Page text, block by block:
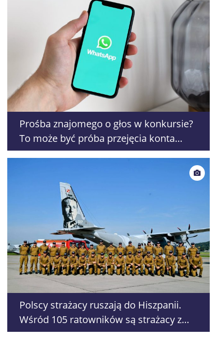
Prośba znajomego o głos w konkursie?
To może być próba przejęcia konta
WhatsApp
Polscy strażacy ruszają do Hiszpanii.
Wśród 105 ratowników są strażacy z
Lublina